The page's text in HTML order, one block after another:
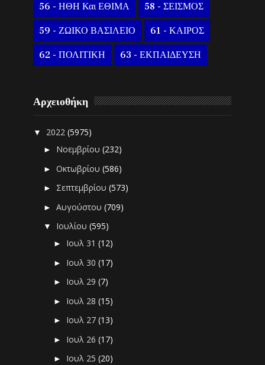
56 - ΗΘΗ Και ΕΘΙΜΑ 58 - ΣΕΙΣΜΟΣ
59 - ΖΩΙΚΟ ΒΑΣΙΛΕΙΟ 61 - ΚΑΙΡΟΣ
62 - ΠΟΛΙΤΙΚΗ 63 - ΕΚΠΑΙΔΕΥΣΗ
Αρχειοθήκη
▼ 2022(5975)
► Νοεμβρίου(232)
►Οκτωβρίου(586)
► Σεπτεμβρίου(573)
►Αυγούστου(709)
▼ Ιουλίου(595)
► Ιουλ 31(12)
► Ιουλ 30(17)
► Ιουλ 29(7)
► Ιουλ 28(15)
► Ιουλ 27(13)
► Ιουλ 26(17)
► Ιουλ 25(20)